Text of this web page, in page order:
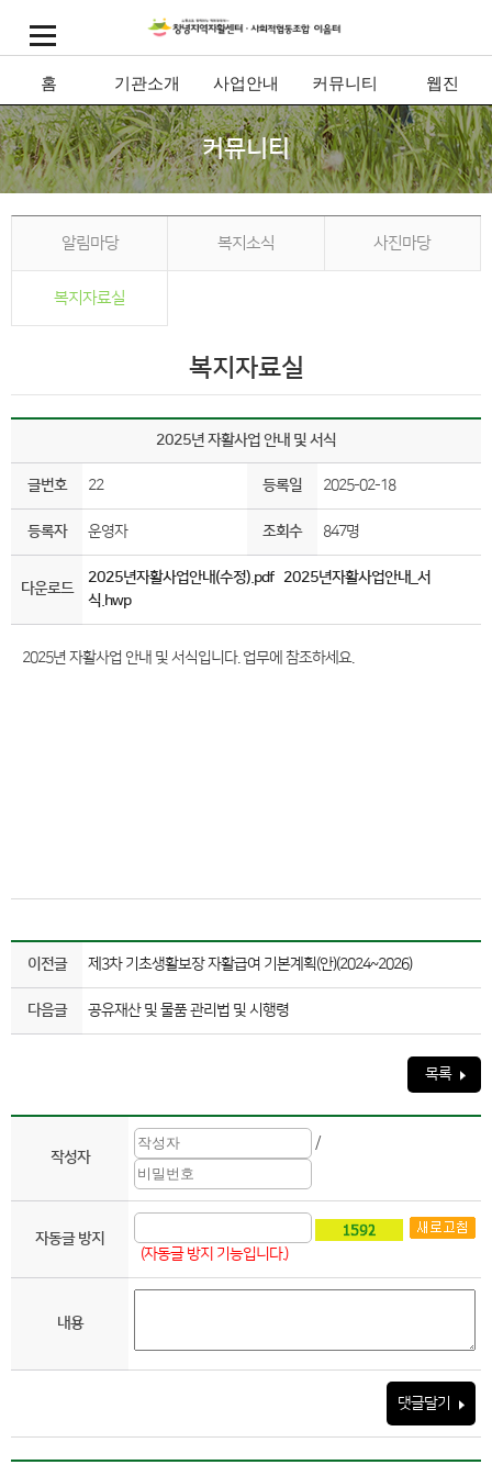
홈 기관소개 사업안내 커뮤니티 웹진
커뮤니티
알림마당 복지소식 사진마당
복지자료실
복지자료실
2025년 자활사업 안내 및 서식
글번호 22 등록일 2025-02-18
등록자 운영자 조회수 847명
다운로드
2025년자활사업안내(수정).pdf 2025년자활사업안내_서
식.hwp
2025년 자활사업 안내 및 서식입니다. 업무에 참조하세요.
이전글 제3차 기초생활보장 자활급여 기본계획(안)(2024~2026)
다음글 공유재산 및 물품 관리법 및 시행령
목록
작성자
/
자동글 방지
(자동글 방지 기능입니다.)
내용
댓글달기